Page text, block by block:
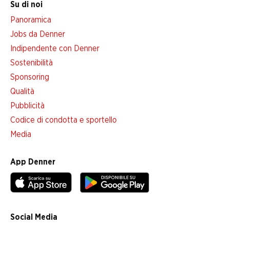
Su di noi
Panoramica
Jobs da Denner
Indipendente con Denner
Sostenibilità
Sponsoring
Qualità
Pubblicità
Codice di condotta e sportello
Media
App Denner
Social Media